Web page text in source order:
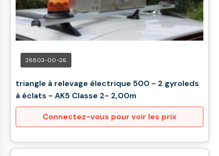
28803-00-26
triangle à relevage électrique 500 - 2 gyroleds
à éclats - AK5 Classe 2- 2,00m
Connectez-vous pour voir les prix